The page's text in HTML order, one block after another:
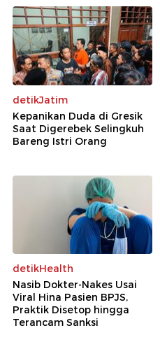
detikJatim
Kepanikan Duda di Gresik
Saat Digerebek Selingkuh
Bareng Istri Orang
detikHealth
Nasib Dokter-Nakes Usai
Viral Hina Pasien BPJS,
Praktik Disetop hingga
Terancam Sanksi